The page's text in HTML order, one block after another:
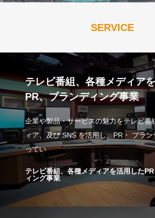
SERVICE
テレビ番組、各種メディア
PR、ブランディング事業
企業や製品・サービスの魅力をテレビ番
ィア、及び SNS を活用し、PR・ ブラ
ってい
テレビ番組、各種メディアを活用した
ィング事業